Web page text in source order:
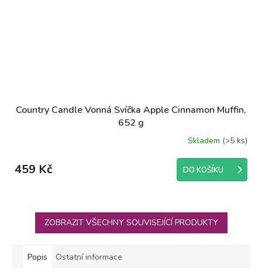
Country Candle Vonná Svíčka Apple Cinnamon Muffin,
652 g
Skladem (>5 ks)
459 Kč DO KOŠÍKU
ZOBRAZIT VŠECHNY SOUVISEJÍCÍ PRODUKTY
Popis Ostatní informace